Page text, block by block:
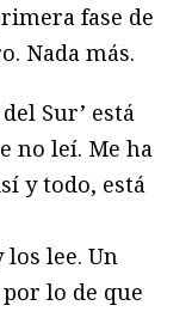
fase de
Nada más.
Sur’ está
no leí. Me ha
y todo, está
lee. Un
lo de que